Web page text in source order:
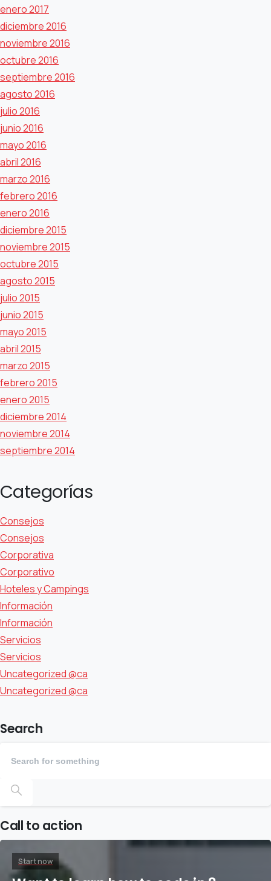
enero 2017
diciembre 2016
noviembre 2016
octubre 2016
septiembre 2016
agosto 2016
julio 2016
junio 2016
mayo 2016
abril 2016
marzo 2016
febrero 2016
enero 2016
diciembre 2015
noviembre 2015
octubre 2015
agosto 2015
julio 2015
junio 2015
mayo 2015
abril 2015
marzo 2015
febrero 2015
enero 2015
diciembre 2014
noviembre 2014
septiembre 2014
Categorías
Consejos
Consejos
Corporativa
Corporativo
Hoteles y Campings
Información
Información
Servicios
Servicios
Uncategorized @ca
Uncategorized @ca
Search
Call to action
Start now